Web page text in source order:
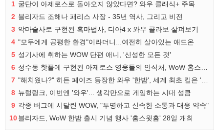
1 굴단이 아제로스로 돌아오지 않았다면? 와우 클래식+ 주목
2 블리자드 조해나 패리스 사장 - 35년 역사, 그리고 비전
3 악마술사로 구현된 흑마법사, 디아4 x 와우 콜라보 살펴보기
4 "모두에게 공평한 환경"이라더니...여전히 살아있는 애드온
5 성기사에 취하는 WOW 단편 애니, '신성한 모든 것'
6
성수동 핫플에 구현된 아제로스 영웅들의 안식처, WoW 홈스윗홈
7
"해치웠나?" 히든 페이즈 등장한 와우 '한밤', 세계 최초 킬은 '팀 리퀴드'
8 뉴럴링크, 이번엔 '와우'... 생각만으로 게임하는 시대 성큼
9 각종 버그에 시달린 WOW, "투명하고 신속한 소통과 대응 약속"
10블리자드, WoW 한밤 출시 기념 행사 '홈스윗홈' 28일 개최